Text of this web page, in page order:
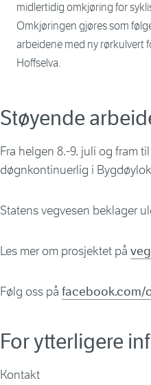
midlertidig omkjøring for
Omkjøringen gjøres som
arbeidene med ny rørkulvert
Hoffselva.
Støyende
Fra helgen 8.-9. juli og fram
døgnkontinuerlig i
Statens vegvesen beklager
Les mer om prosjektet på
Følg oss på facebook.com/
For ytterligere
Kontakt